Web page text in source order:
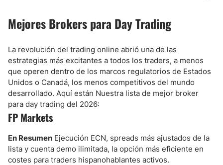
Mejores Brokers para Day Trading
La revolución del trading online abrió una de las
estrategias más excitantes a todos los traders, a menos
que operen dentro de los marcos regulatorios de Estados
Unidos o Canadá, los menos competitivos del mundo
desarrollado. Aquí están Nuestra lista de mejor broker
para day trading del 2026:
FP Markets
En Resumen Ejecución ECN, spreads más ajustados de la
lista y cuenta demo ilimitada, la opción más eficiente en
costes para traders hispanohablantes activos.